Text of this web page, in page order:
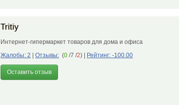
Tritiy
Интернет-гипермаркет товаров для дома и офиса
Жалобы: 2
Отзывы: (0 /7 /2) Рейтинг: -100.00
Оставить отзыв